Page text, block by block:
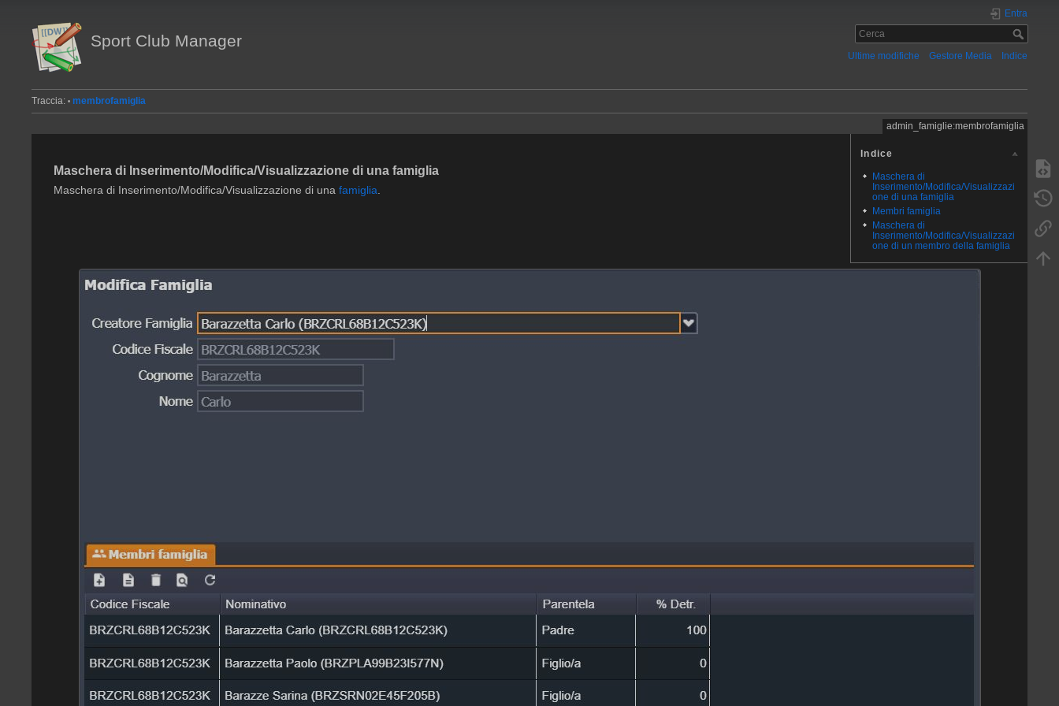
Sport Club Manager
Entra
Ultime modifiche Gestore Media Indice
Traccia: • membrofamiglia
admin_famiglie:membrofamiglia
Indice
Maschera di
Inserimento/Modifica/Visualizzazi
one di una famiglia
Membri famiglia
Maschera di
Inserimento/Modifica/Visualizzazi
one di un membro della famiglia
Maschera di Inserimento/Modifica/Visualizzazione di una famiglia
Maschera di Inserimento/Modifica/Visualizzazione di una famiglia